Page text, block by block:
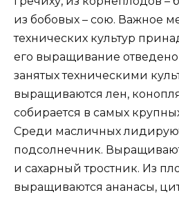
из бобовых – сою. Важное
технических культур
его выращивание
занятых техническими
выращиваются лен,
собирается в самых
Среди масличных
подсолнечник.
и сахарный тростник. Из
выращиваются ананасы,